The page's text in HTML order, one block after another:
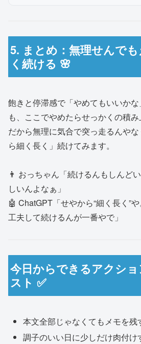
5. まとめ：無理せんで
く続ける 🌸
飽きと停滞感で「やめてもいいか
も、ここでやめたらせっかくの積み
だから無理に気合で突っ走るんや
ら細く長く」続けてみます。
👨 おっちゃん「続けるんもしんど
しいんよなぁ」
🤖 ChatGPT「せやから“細く長く”
工夫して続けるんが一番やで」
今日からできるアクシ
スト ✅
本文全部じゃなくてもメモを
調子のいい日に少しだけ肉付け